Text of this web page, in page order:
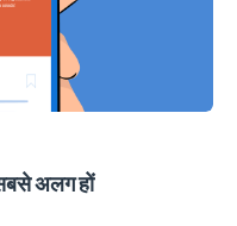
अलग हों